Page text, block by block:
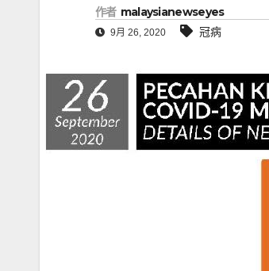
作者 malaysianewseyes
9月 26, 2020 冠病